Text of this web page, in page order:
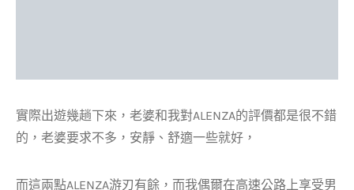
實際出遊幾趟下來，老婆和我對ALENZA的評價都是很不錯
的，老婆要求不多，安靜、舒適一些就好，
而這兩點ALENZA游刃有餘，而我偶爾在高速公路上享受男